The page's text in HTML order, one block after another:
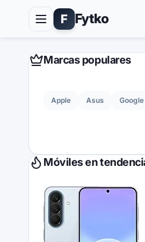
F Fytko
Marcas populares
Apple Asus Google
Móviles en